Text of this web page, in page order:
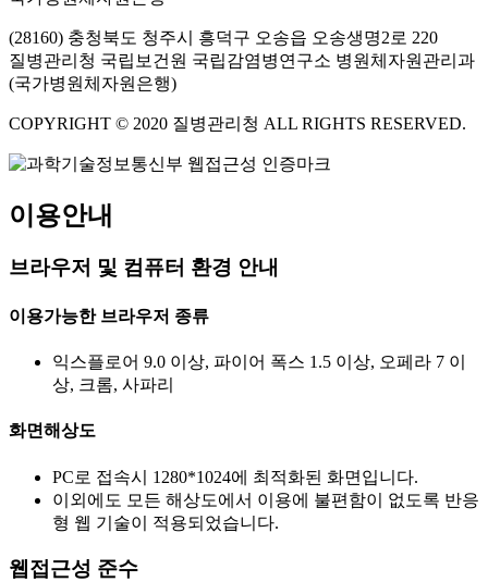
(28160) 충청북도 청주시 흥덕구 오송읍 오송생명2로 220
질병관리청 국립보건원 국립감염병연구소 병원체자원관리과
(국가병원체자원은행)
COPYRIGHT © 2020 질병관리청 ALL RIGHTS RESERVED.
이용안내
브라우저 및 컴퓨터 환경 안내
이용가능한 브라우저 종류
익스플로어 9.0 이상, 파이어 폭스 1.5 이상, 오페라 7 이
상, 크롬, 사파리
화면해상도
PC로 접속시 1280*1024에 최적화된 화면입니다.
이외에도 모든 해상도에서 이용에 불편함이 없도록 반응
형 웹 기술이 적용되었습니다.
웹접근성 준수